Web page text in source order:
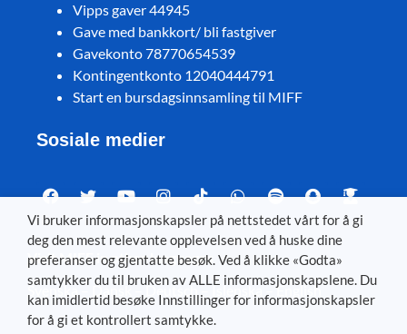
Vipps gaver 44945
Gave med bankkort/ bli fastgiver
Gavekonto 78770654539
Kontingentkonto 12040444791
Start en bursdagsinnsamling til MIFF
Sosiale medier
Visit MIFF in other languages
Svenska– Dansk–Deutsch–Íslenska–English
Vi bruker informasjonskapsler på nettstedet vårt for å gi
deg den mest relevante opplevelsen ved å huske dine
preferanser og gjentatte besøk. Ved å klikke «Godta»
samtykker du til bruken av ALLE informasjonskapslene. Du
kan imidlertid besøke Innstillinger for informasjonskapsler
for å gi et kontrollert samtykke.